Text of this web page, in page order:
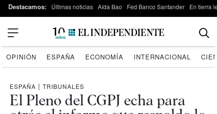
Destacamos: Últimas noticias Aída Bao Fed Banco Santander En tierra
OPINIÓN ESPAÑA ECONOMÍA INTERNACIONAL
ESPAÑA | TRIBUNALES
El Pleno del CGPJ echa para